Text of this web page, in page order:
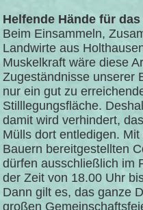
Helfende Hände für
Beim Einsammeln,
Landwirte aus
Muskelkraft wäre diese
Zugeständnisse unserer
nur ein gut zu
Stilllegungsfläche.
damit wird verhindert,
Mülls dort entledigen.
Bauern bereitgestellten
dürfen ausschließlich im
der Zeit von 18.00 Uhr
Dann gilt es, das ganze
großen